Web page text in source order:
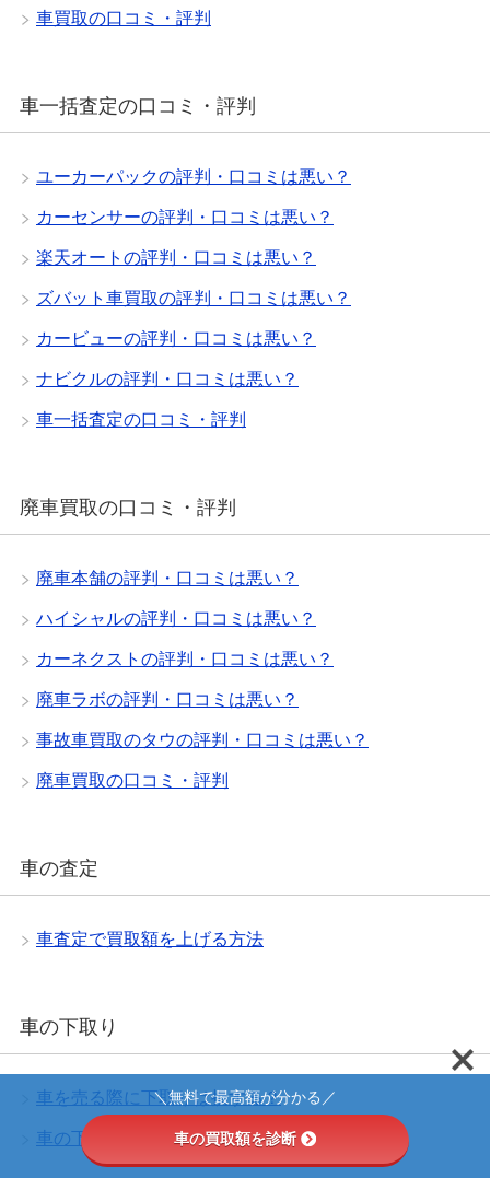
車買取の口コミ・評判
車一括査定の口コミ・評判
ユーカーパックの評判・口コミは悪い？
カーセンサーの評判・口コミは悪い？
楽天オートの評判・口コミは悪い？
ズバット車買取の評判・口コミは悪い？
カービューの評判・口コミは悪い？
ナビクルの評判・口コミは悪い？
車一括査定の口コミ・評判
廃車買取の口コミ・評判
廃車本舗の評判・口コミは悪い？
ハイシャルの評判・口コミは悪い？
カーネクストの評判・口コミは悪い？
廃車ラボの評判・口コミは悪い？
事故車買取のタウの評判・口コミは悪い？
廃車買取の口コミ・評判
車の査定
車査定で買取額を上げる方法
車の下取り
車を売る際に下取りは損する？
車の下取り時の自賠責は戻ってくる？
＼無料で最高額が分かる／
車の買取額を診断